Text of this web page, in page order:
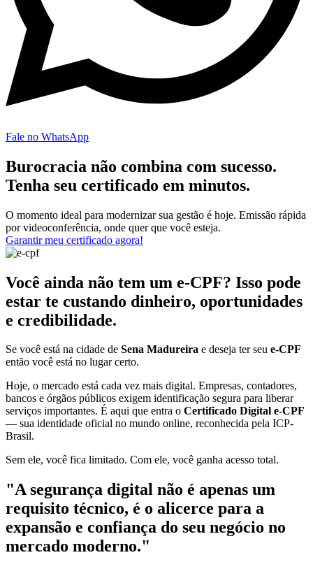
Fale no WhatsApp
Burocracia não combina com sucesso.
Tenha seu certificado em minutos.
O momento ideal para modernizar sua gestão é hoje. Emissão rápida
por videoconferência, onde quer que você esteja.
Garantir meu certificado agora!
Você ainda não tem um e-CPF? Isso pode
estar te custando dinheiro, oportunidades
e credibilidade.
Se você está na cidade de Sena Madureira e deseja ter seu e-CPF
então você está no lugar certo.
Hoje, o mercado está cada vez mais digital. Empresas, contadores,
bancos e órgãos públicos exigem identificação segura para liberar
serviços importantes. É aqui que entra o Certificado Digital e-CPF
— sua identidade oficial no mundo online, reconhecida pela ICP-
Brasil.
Sem ele, você fica limitado. Com ele, você ganha acesso total.
"A segurança digital não é apenas um
requisito técnico, é o alicerce para a
expansão e confiança do seu negócio no
mercado moderno."